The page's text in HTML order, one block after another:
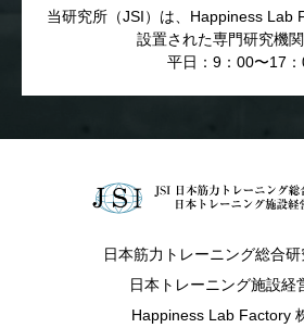
当研究所（JSI）は、Happiness Lab
設置された専門研究機関
平日：9：00〜17
日本筋力トレーニング総合研
日本トレーニング施設経
Happiness Lab Factory